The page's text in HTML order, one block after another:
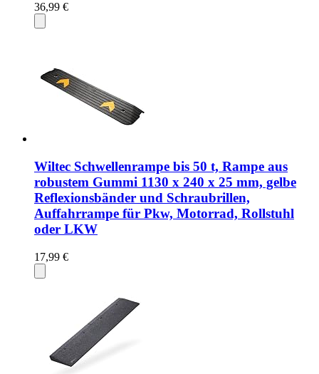
36,99 €
Wiltec Schwellenrampe bis 50 t, Rampe aus
robustem Gummi 1130 x 240 x 25 mm, gelbe
Reflexionsbänder und Schraubrillen,
Auffahrrampe für Pkw, Motorrad, Rollstuhl
oder LKW
17,99 €